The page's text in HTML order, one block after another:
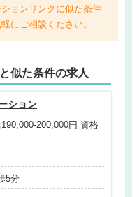
ョンリンクに似た条件
にご相談ください。
似た条件の求人
ション
200,000円 資格
5分